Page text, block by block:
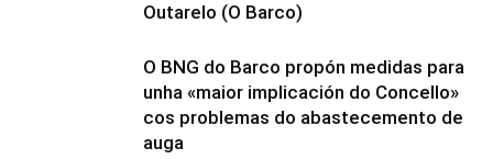
Outarelo (O Barco)
O BNG do Barco propón medidas para
unha «maior implicación do Concello»
cos problemas do abastecemento de
auga